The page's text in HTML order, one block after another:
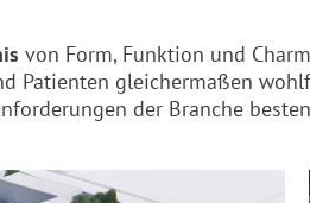
von Form, Funktion und
Patienten gleichermaßen
der Branche